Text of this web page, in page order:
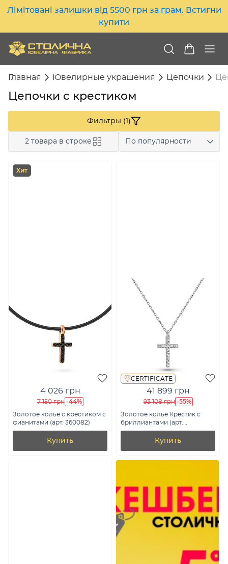
Лімітовані залишки від 5500 грн за грам. Встигни
купити
Главная Ювелирные украшения Цепочки
Цепочки с крестиком
Фильтры (1)
2 товара в строке По популярности
Хит
4 026 грн
7 150 грн -44%
Золотое колье с крестиком с
фианитами (арт. 360082)
Купить
CERTIFICATE
41 899 грн
93 108 грн -55%
Золотое колье Крестик с
бриллиантами (арт.
7103670202)
Купить